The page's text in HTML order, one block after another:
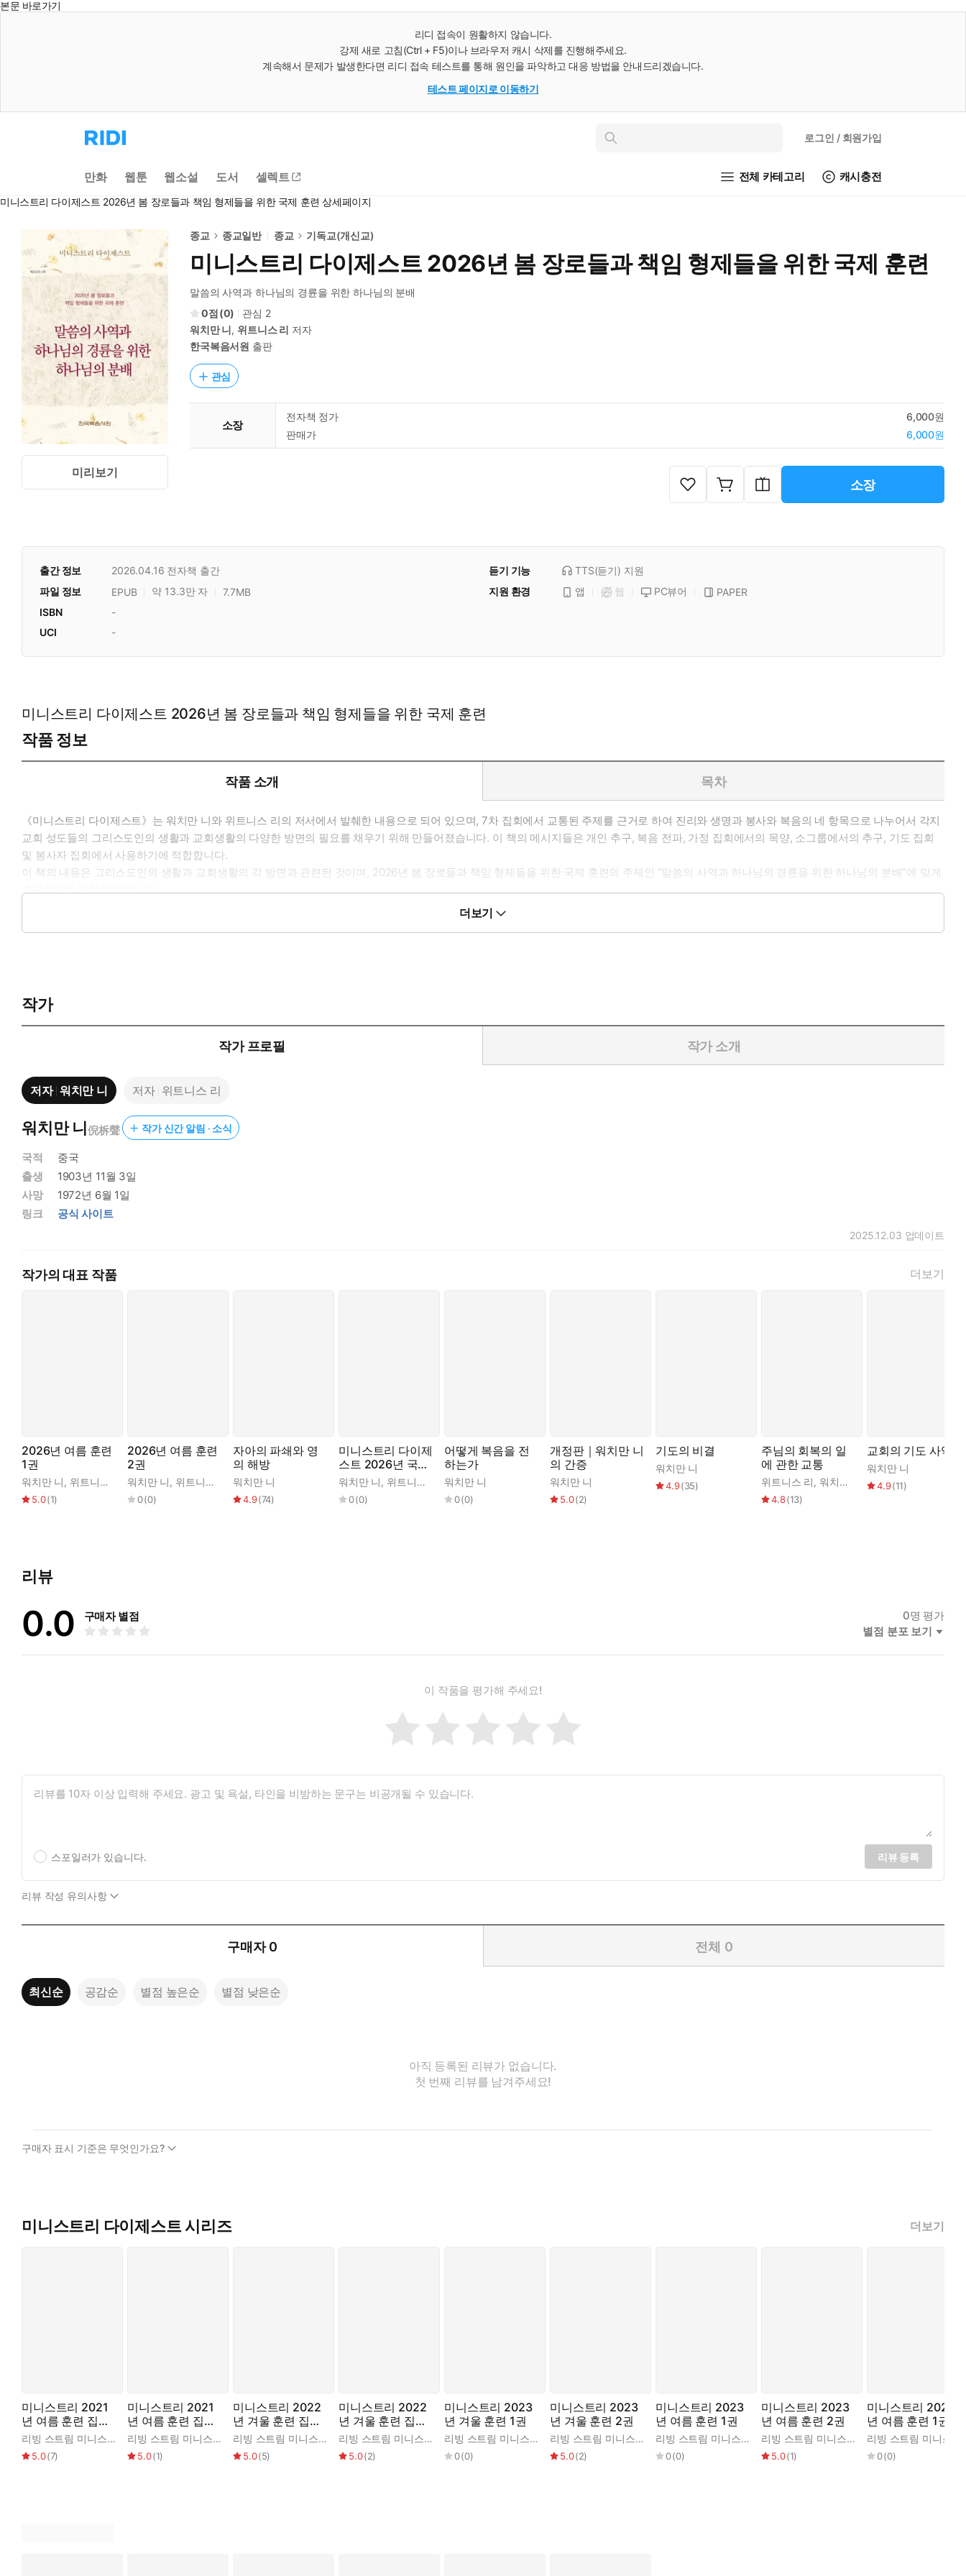
본문 바로가기
리디 접속이 원활하지 않습니다.
강제 새로 고침(Ctrl + F5)이나 브라우저 캐시 삭제를 진행해주세요.
계속해서 문제가 발생한다면 리디 접속 테스트를 통해 원인을 파악하고 대응 방법을 안내드리겠습니다.
테스트 페이지로 이동하기
리
디
으
로
동
인
로그인 / 회원가입
만화 웹툰 웹소설 도서 셀렉트 전체 카테고리 캐시충전
미니스트리 다이제스트 2026년 봄 장로들과 책임 형제들을 위한 국제 훈련 상세페이지
미리보기
종교 종교일반 종교 기독교(개신교)
미니스트리 다이제스트 2026년 봄 장로들과 책임 형제들을 위한 국제 훈련
말씀의 사역과 하나님의 경륜을 위한 하나님의 분배
0
(0) 관심 2
워치만 니, 위트니스 리 저자
한국복음서원 출판
관심
소장
전자책 정가
6,000원
판매가
6,000원
소장
출간 정보 2026.04.16 전자책 출간 듣기 기능 TTS(듣기) 지원
파일 정보
EPUB 약 13.3만 자 7.7MB 지원 환경 앱 웹 PC뷰어
PAPER
ISBN
-
UCI
-
미니스트리 다이제스트 2026년 봄 장로들과 책임 형제들을 위한 국제 훈련
작품 정보
작품 소개 목차
《미니스트리 다이제스트》는 워치만 니와 위트니스 리의 저서에서 발췌한 내용으로 되어 있으며, 7차 집회에서 교통된 주제를 근거로 하여 진리와 생명과 봉사와 복음의 네 항목으로 나누어서 각지
교회 성도들의 그리스도인의 생활과 교회생활의 다양한 방면의 필요를 채우기 위해 만들어졌습니다. 이 책의 메시지들은 개인 추구, 복음 전파, 가정 집회에서의 목양, 소그룹에서의 추구, 기도 집회
및 봉사자 집회에서 사용하기에 적합합니다.
이 책의 내용은 그리스도인의 생활과 교회생활의 각 방면과 관련된 것이며, 2026년 봄 장로들과 책임 형제들을 위한 국제 훈련의 주제인 “말씀의 사역과 하나님의 경륜을 위한 하나님의 분배”에 맞게
추구용으로 편집한 것입니다.
양식의 각 메시지와 관련된 다이제스트 부분을 ‘대조표’(9쪽)에 따라 참고하여 추구함으로, 각 메시지의 부담 안으로 더 깊고 풍성하게 들어갈 수 있습니다. ‘찬송하는 사람들’ 부분은 대만복음서원에
서 발행한 《찬송하는 사람들》이라는 계간지에 수록된 찬송들과, 한국복음서원에서 발행한 찬송가 및 〈내 마음의 노래〉 증보판에 실린 찬송들을 소개한 것입니다.
더보기
작가
작가 프로필 작가 소개
저자 워치만 니 저자 위트니스 리
워치만 니倪柝聲 작가 신간 알림 · 소식
국적
중국
출생
1903년 11월 3일
사망
1972년 6월 1일
링크
공식 사이트
2025.12.03 업데이트
작가의 대표 작품 더보기
2026년 여름 훈련
1권
워치만 니, 위트니스 리
5.0(1)
2026년 여름 훈련
2권
워치만 니, 위트니스 리
0(0)
자아의 파쇄와 영
의 해방
워치만 니
4.9(74)
미니스트리 다이제
스트 2026년 국제
현충일 섞임 특별
집회
워치만 니, 위트니스 리
0(0)
어떻게 복음을 전
하는가
워치만 니
0(0)
개정판｜워치만 니
의 간증
워치만 니
5.0(2)
기도의 비결
워치만 니
4.9(35)
주님의 회복의 일
에 관한 교통
위트니스 리, 워치만 니
4.8(13)
교회의 기도 사역
워치만 니
4.9(11)
리뷰
0.0 구매자 별점 0명 평가
별점 분포 보기
이 작품을 평가해 주세요!
스포일러가 있습니다. 리뷰 등록
리뷰 작성 유의사항
구매자 0 전체 0
최신순 공감순 별점 높은순 별점 낮은순
아직 등록된 리뷰가 없습니다.
첫 번째 리뷰를 남겨주세요!
구매자 표시 기준은 무엇인가요?
미니스트리 다이제스트 시리즈 더보기
미니스트리 2021
년 여름 훈련 집회
- 여호수아기, 사사
기, 룻기 결정 연구
1권
리빙 스트림 미니스트리 편집부
5.0(7)
미니스트리 2021
년 여름 훈련 집회
- 여호수아기, 사사
기, 룻기 결정 연구
2권
리빙 스트림 미니스트리 편집부
5.0(1)
미니스트리 2022
년 겨울 훈련 집회
— 역대기상하, 에
스라기, 느헤미야
기, 에스더기 결정
리빙 스트림 미니스트리 편집부
5.0(5)
미니스트리 2022
년 겨울 훈련 집회
— 역대기상하, 에
스라기, 느헤미야
기, 에스더기 결정
리빙 스트림 미니스트리 편집부
5.0(2)
미니스트리 2023
년 겨울 훈련 1권
리빙 스트림 미니스트리 편집부
0(0)
미니스트리 2023
년 겨울 훈련 2권
리빙 스트림 미니스트리 편집부
5.0(2)
미니스트리 2023
년 여름 훈련 1권
리빙 스트림 미니스트리 편집부
0(0)
미니스트리 2023
년 여름 훈련 2권
리빙 스트림 미니스트리 편집부
5.0(1)
미니스트리 2024
년 여름 훈련 1권
0(0)